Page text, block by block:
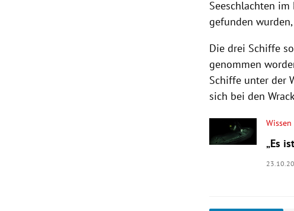
Seeschlachten
gefunden
Die drei Schiffe
genommen
Schiffe unter der
sich bei den
Wissen
„Es